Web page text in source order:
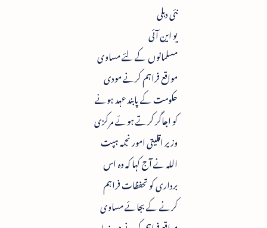
نئی دہلی
یو این آئی
مسلمانوں کے لئے مساوی
مواقع فراہم کرنے مودی
حکومت کے پابند عہد ہونے
کو اجاگر کرتے ہوئے مرکزی
وزیر اقلیتی امور نجمہ ہپت
اللہ نے آج کہا کہ وہ اس
برداری کو تحفظات فراہم
کرنے کے بجائے مساوی